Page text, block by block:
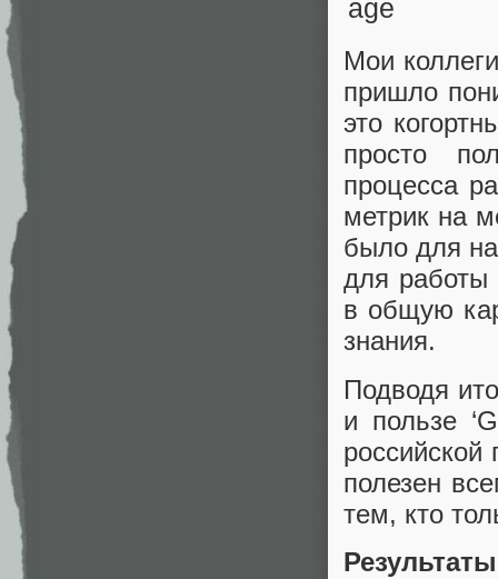
Мои
пришло
это
просто
процесса
метрик на
было для
для работы
в общую
знания.
Подводя
и пользе
российской
полезен
тем, кто